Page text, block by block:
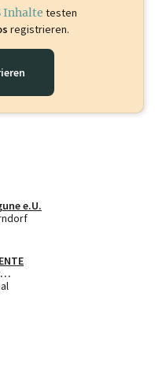
Inhalte testen
registrieren.
e.U.